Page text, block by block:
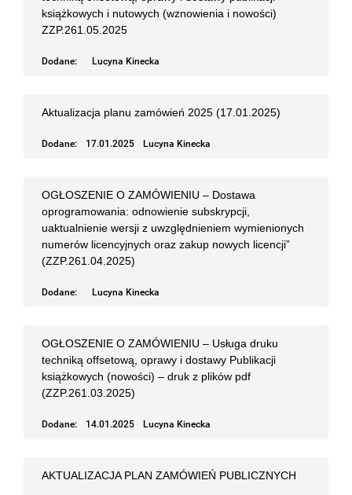
książkowych i nutowych (wznowienia i nowości)
ZZP.261.05.2025
Dodane: Lucyna Kinecka
Aktualizacja planu zamówień 2025 (17.01.2025)
Dodane: 17.01.2025 Lucyna Kinecka
OGŁOSZENIE O ZAMÓWIENIU – Dostawa
oprogramowania: odnowienie subskrypcji,
uaktualnienie wersji z uwzględnieniem wymienionych
numerów licencyjnych oraz zakup nowych licencji”
(ZZP.261.04.2025)
Dodane: Lucyna Kinecka
OGŁOSZENIE O ZAMÓWIENIU – Usługa druku
techniką offsetową, oprawy i dostawy Publikacji
książkowych (nowości) – druk z plików pdf
(ZZP.261.03.2025)
Dodane: 14.01.2025 Lucyna Kinecka
AKTUALIZACJA PLAN ZAMÓWIEŃ PUBLICZNYCH